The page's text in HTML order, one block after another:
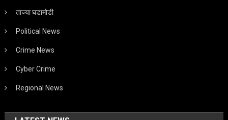
ताज्या घडामोडी
Political News
Crime News
Cyber Crime
Regional News